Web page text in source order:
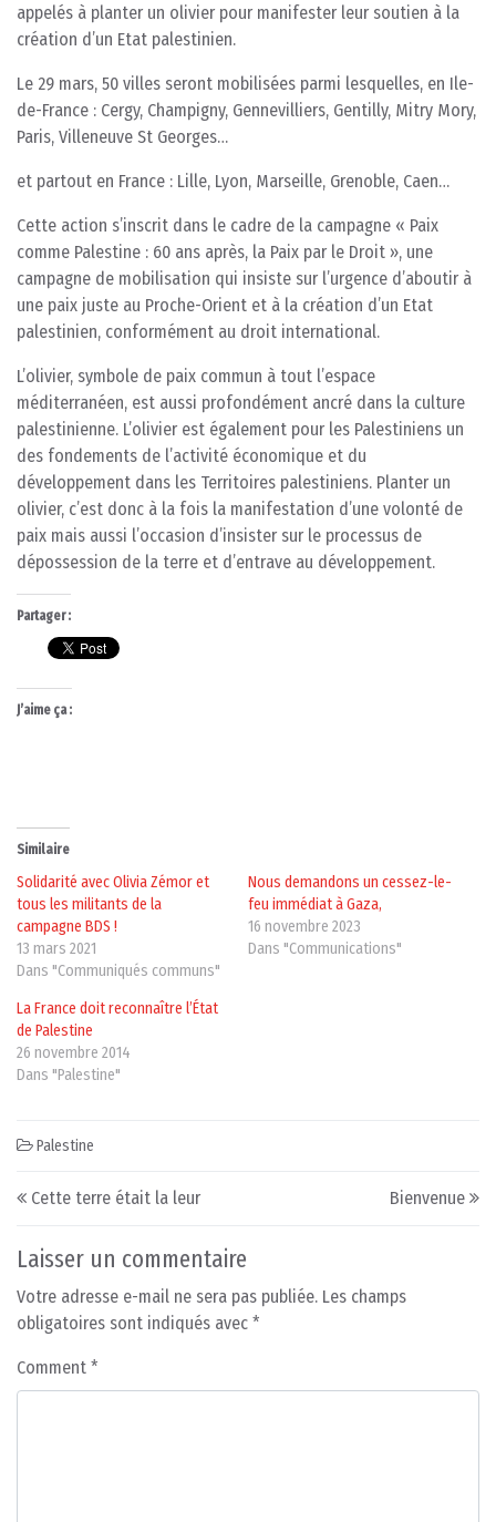
appelés à planter un olivier pour manifester leur soutien à la
création d’un Etat palestinien.
Le 29 mars, 50 villes seront mobilisées parmi lesquelles, en Ile-
de-France : Cergy, Champigny, Gennevilliers, Gentilly, Mitry Mory,
Paris, Villeneuve St Georges…
et partout en France : Lille, Lyon, Marseille, Grenoble, Caen…
Cette action s’inscrit dans le cadre de la campagne « Paix
comme Palestine : 60 ans après, la Paix par le Droit », une
campagne de mobilisation qui insiste sur l’urgence d’aboutir à
une paix juste au Proche-Orient et à la création d’un Etat
palestinien, conformément au droit international.
L’olivier, symbole de paix commun à tout l’espace
méditerranéen, est aussi profondément ancré dans la culture
palestinienne. L’olivier est également pour les Palestiniens un
des fondements de l’activité économique et du
développement dans les Territoires palestiniens. Planter un
olivier, c’est donc à la fois la manifestation d’une volonté de
paix mais aussi l’occasion d’insister sur le processus de
dépossession de la terre et d’entrave au développement.
Partager :
J’aime ça :
Similaire
Solidarité avec Olivia Zémor et
tous les militants de la
campagne BDS !
13 mars 2021
Dans "Communiqués communs"
Nous demandons un cessez-le-
feu immédiat à Gaza,
16 novembre 2023
Dans "Communications"
La France doit reconnaître l’État
de Palestine
26 novembre 2014
Dans "Palestine"
Palestine
Post navigation
Cette terre était la leur Bienvenue
Laisser un commentaire
Votre adresse e-mail ne sera pas publiée. Les champs
obligatoires sont indiqués avec *
Comment *